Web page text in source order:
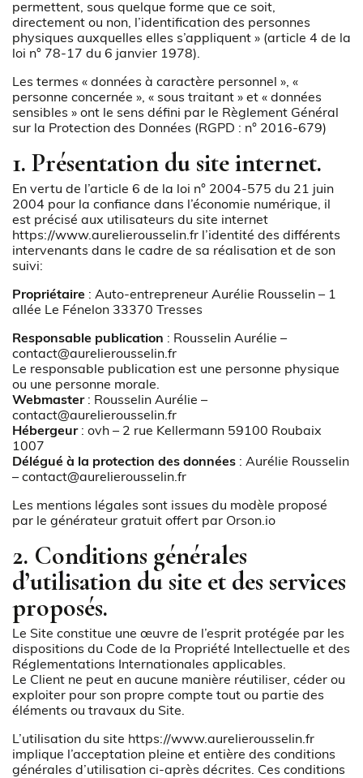
permettent, sous quelque forme que ce soit,
directement ou non, l’identification des personnes
physiques auxquelles elles s’appliquent » (article 4 de la
loi n° 78-17 du 6 janvier 1978).
Les termes « données à caractère personnel », «
personne concernée », « sous traitant » et « données
sensibles » ont le sens défini par le Règlement Général
sur la Protection des Données (RGPD : n° 2016-679)
1. Présentation du site internet.
En vertu de l’article 6 de la loi n° 2004-575 du 21 juin
2004 pour la confiance dans l’économie numérique, il
est précisé aux utilisateurs du site internet
https://www.aurelierousselin.fr l’identité des différents
intervenants dans le cadre de sa réalisation et de son
suivi:
Propriétaire : Auto-entrepreneur Aurélie Rousselin – 1
allée Le Fénelon 33370 Tresses
Responsable publication : Rousselin Aurélie –
contact@aurelierousselin.fr
Le responsable publication est une personne physique
ou une personne morale.
Webmaster: Rousselin Aurélie –
contact@aurelierousselin.fr
Hébergeur: ovh – 2 rue Kellermann 59100 Roubaix
1007
Délégué à la protection des données : Aurélie Rousselin
– contact@aurelierousselin.fr
Les mentions légales sont issues du modèle proposé
par le générateur gratuit offert par Orson.io
2. Conditions générales
d’utilisation du site et des services
proposés.
Le Site constitue une œuvre de l’esprit protégée par les
dispositions du Code de la Propriété Intellectuelle et des
Réglementations Internationales applicables.
Le Client ne peut en aucune manière réutiliser, céder ou
exploiter pour son propre compte tout ou partie des
éléments ou travaux du Site.
L’utilisation du site https://www.aurelierousselin.fr
implique l’acceptation pleine et entière des conditions
générales d’utilisation ci-après décrites. Ces conditions